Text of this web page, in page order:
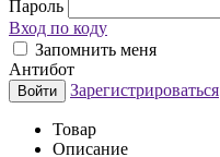
Пароль
Вход по коду
Запомнить меня
Антибот
Войти Зарегистрироваться
Товар
Описание